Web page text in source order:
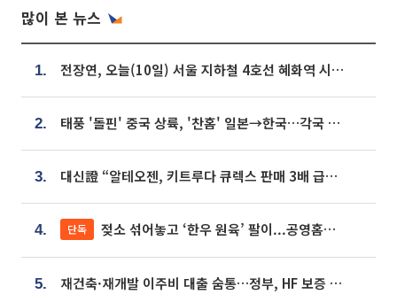
많이 본 뉴스
1. 전장연, 오늘(10일) 서울 지하철 4호선 혜화역 시위…1호선 용산역 무정차
2. 태풍 '돌핀' 중국 상륙, '찬홈' 일본→한국…각국 기상청 예상 경로는?
3. 대신證 “알테오젠, 키트루다 큐렉스 판매 3배 급증…목표가 41만원 상향”
4. 단독 젖소 섞어놓고 ‘한우 원육’ 팔이...공영홈쇼핑 표기·검증 구멍
5. 재건축·재개발 이주비 대출 숨통…정부, HF 보증 신설 추진